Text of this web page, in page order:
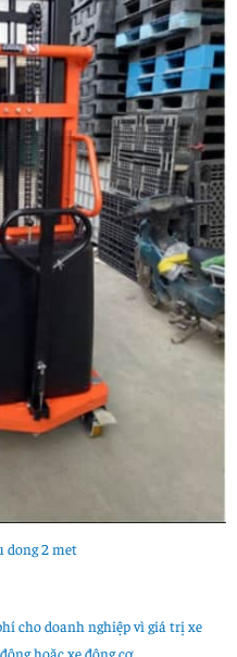
dong 2 met
cho doanh nghiệp vì giá trị xe